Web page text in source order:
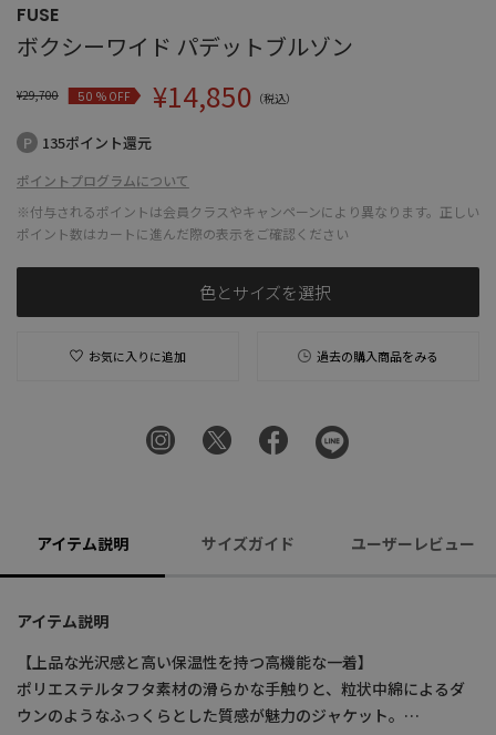
FUSE
ボクシーワイド パデットブルゾン
¥29,700 50% OFF ¥14,850 （税込）
135ポイント還元
ポイントプログラムについて
※付与されるポイントは会員クラスやキャンペーンにより異なります。正しい
ポイント数はカートに進んだ際の表示をご確認ください
色とサイズを選択
お気に入りに追加 過去の購入商品をみる
アイテム説明 サイズガイド ユーザーレビュー
アイテム説明
【上品な光沢感と高い保温性を持つ高機能な一着】
ポリエステルタフタ素材の滑らかな手触りと、粒状中綿によるダ
ウンのようなふっくらとした質感が魅力のジャケット。